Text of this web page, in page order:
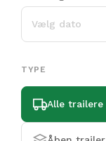
TYPE
Alle trailere